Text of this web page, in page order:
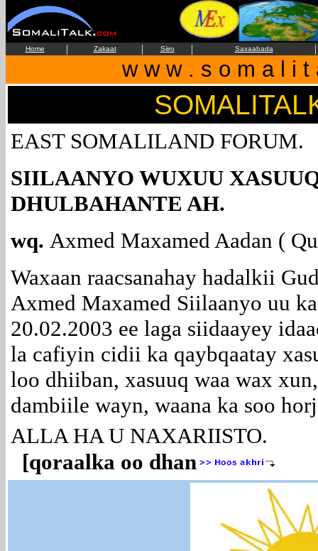
Home | Zakaat | Siiro | Saxaabada |
w w w . s o m a l i
EAST SOMALILAND FORUM.
SIILAANYO WUXUU
DHULBAHANTE AH.
wq. Axmed Maxamed Aadan (
Waxaan raacsanahay hadalkii
Axmed Maxamed Siilaanyo uu
20.02.2003 ee laga siidaayey
la cafiyin cidii ka qaybqaatay
loo dhiiban, xasuuq waa wax
dambiile wayn, waana ka soo
ALLA HA U NAXARIISTO.
[qoraalka oo dhan